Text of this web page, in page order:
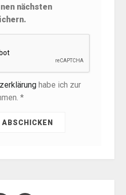
nächsten
habe ich zur
*